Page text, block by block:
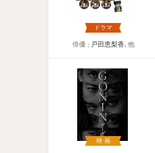
ドラマ
俳優 戸田恵梨香､他
映画